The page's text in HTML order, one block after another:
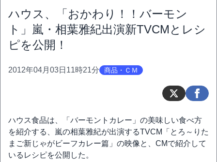
ハウス、「おかわり！！バーモン
ト」嵐・相葉雅紀出演新TVCMとレシ
ピを公開！
2012年04月03日11時21分 商品・ＣＭ
ハウス食品は、「バーモントカレー」の美味しい食べ方
を紹介する、嵐の相葉雅紀が出演するTVCM「とろ～りた
まご新じゃがビーフカレー篇」の映像と、CMで紹介して
いるレシピを公開した。